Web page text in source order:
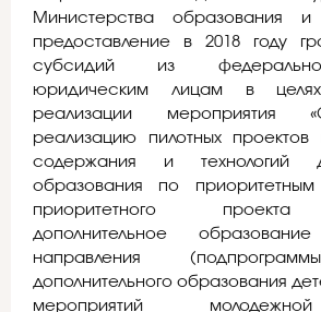
Министерства образования
предоставление в 2018 году
субсидий из
юридическим лицам в
реализации мероприятия
реализацию пилотных
содержания и технологий
образования по приоритетным
приоритетного проекта
дополнительное
направления
дополнительного образования
мероприятий